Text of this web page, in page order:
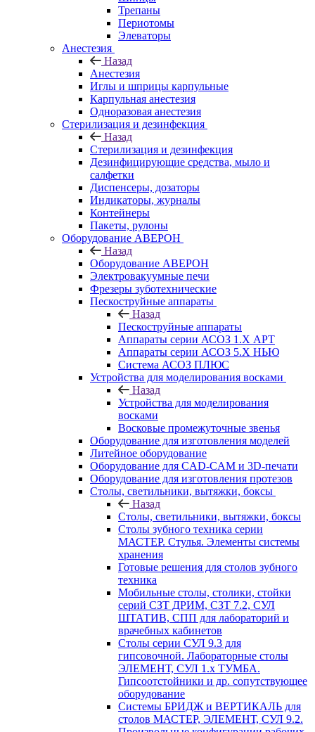
Трепаны
Периотомы
Элеваторы
Анестезия
Назад
Анестезия
Иглы и шприцы карпульные
Карпульная анестезия
Одноразовая анестезия
Стерилизация и дезинфекция
Назад
Стерилизация и дезинфекция
Дезинфицирующие средства, мыло и
салфетки
Диспенсеры, дозаторы
Индикаторы, журналы
Контейнеры
Пакеты, рулоны
Оборудование АВЕРОН
Назад
Оборудование АВЕРОН
Электровакуумные печи
Фрезеры зуботехнические
Пескоструйные аппараты
Назад
Пескоструйные аппараты
Аппараты серии АСОЗ 1.Х АРТ
Аппараты серии АСОЗ 5.Х НЬЮ
Система АСОЗ ПЛЮС
Устройства для моделирования восками
Назад
Устройства для моделирования
восками
Восковые промежуточные звенья
Оборудование для изготовления моделей
Литейное оборудование
Оборудование для CAD-CAM и 3D-печати
Оборудование для изготовления протезов
Cтолы, светильники, вытяжки, боксы
Назад
Cтолы, светильники, вытяжки, боксы
Столы зубного техника серии
МАСТЕР. Стулья. Элементы системы
хранения
Готовые решения для столов зубного
техника
Мобильные столы, столики, стойки
серий СЗТ ДРИМ, СЗТ 7.2, СУЛ
ШТАТИВ, СПП для лабораторий и
врачебных кабинетов
Столы серии СУЛ 9.3 для
гипсовочной. Лабораторные столы
ЭЛЕМЕНТ, СУЛ 1.х ТУМБА.
Гипсоотстойники и др. сопутствующее
оборудование
Системы БРИДЖ и ВЕРТИКАЛЬ для
столов МАСТЕР, ЭЛЕМЕНТ, СУЛ 9.2.